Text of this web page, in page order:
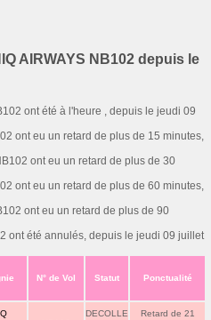
AIRWAYS NB102 depuis le
ont été à l'heure , depuis le jeudi 09
ont eu un retard de plus de 15 minutes,
ont eu un retard de plus de 30
ont eu un retard de plus de 60 minutes,
ont eu un retard de plus de 90
ont été annulés, depuis le jeudi 09 juillet
N° de Vol Statut Ponctualité
DECOLLE Retard de 21